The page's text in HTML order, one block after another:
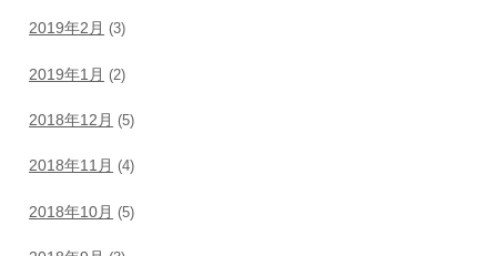
2019年2月 (3)
2019年1月 (2)
2018年12月 (5)
2018年11月 (4)
2018年10月 (5)